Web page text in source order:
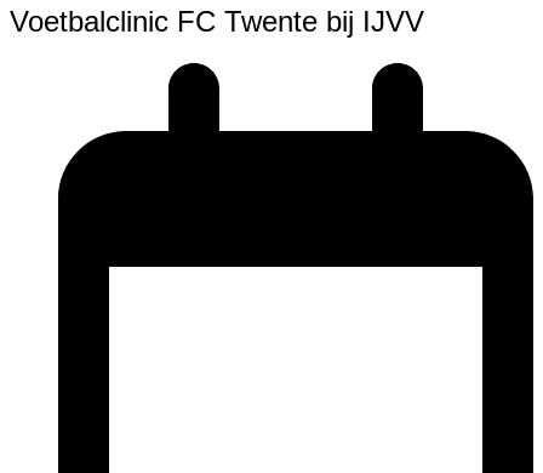
Voetbalclinic FC Twente bij IJVV